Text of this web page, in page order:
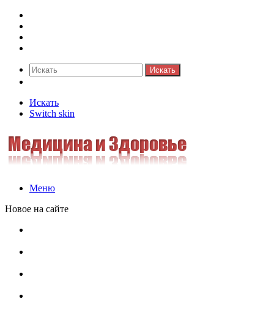
Искать
Искать
Switch skin
Меню
Новое на сайте